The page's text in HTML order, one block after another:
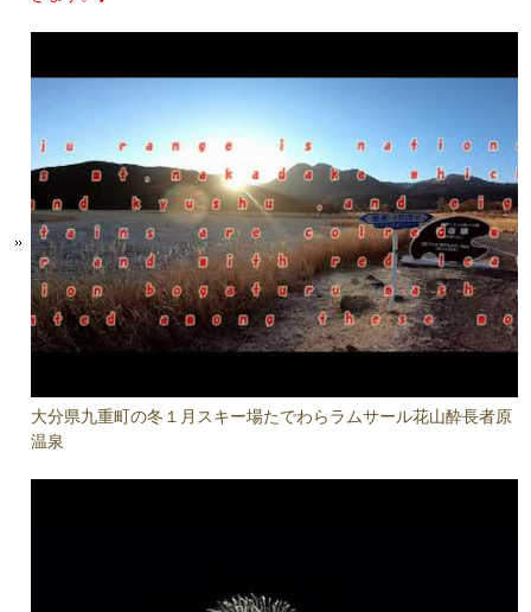
大分県九重町の冬１月スキー場たでわらラムサール花山酔長者原
温泉